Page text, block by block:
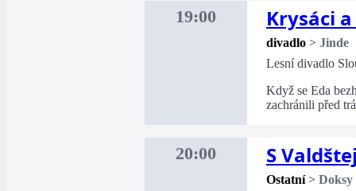
19:00 Krysáci
divadlo > Jinde
Lesní divadlo
Když se Eda
zachránili před
20:00 S
Ostatní > Doksy